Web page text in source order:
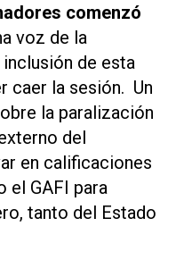
comenzó
voz de la
de esta
caer la sesión. Un
la paralización
del
en calificaciones
el GAFI para
tanto del Estado